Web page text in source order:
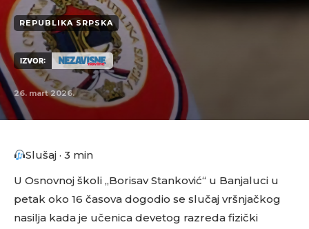
REPUBLIKA SRPSKA
IZVOR:
26. mart 2026.
Slušaj · 3 min
U Osnovnoj školi „Borisav Stanković“ u Banjaluci u
petak oko 16 časova dogodio se slučaj vršnjačkog
nasilja kada je učenica devetog razreda fizički